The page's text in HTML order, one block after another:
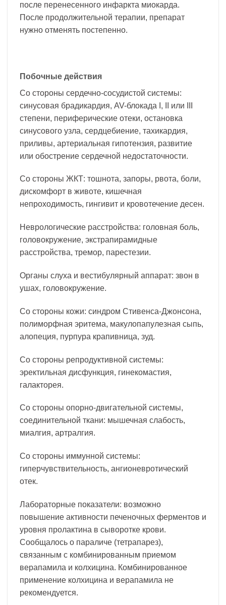
после перенесенного инфаркта миокарда.
После продолжительной терапии, препарат
нужно отменять постепенно.
Побочные действия
Со стороны сердечно-сосудистой системы:
синусовая брадикардия, AV-блокада I, II или III
степени, периферические отеки, остановка
синусового узла, сердцебиение, тахикардия,
приливы, артериальная гипотензия, развитие
или обострение сердечной недостаточности.
Со стороны ЖКТ: тошнота, запоры, рвота, боли,
дискомфорт в животе, кишечная
непроходимость, гингивит и кровотечение десен.
Неврологические расстройства: головная боль,
головокружение, экстрапирамидные
расстройства, тремор, парестезии.
Органы слуха и вестибулярный аппарат: звон в
ушах, головокружение.
Со стороны кожи: синдром Стивенса-Джонсона,
полиморфная эритема, макулопапулезная сыпь,
алопеция, пурпура крапивница, зуд.
Со стороны репродуктивной системы:
эректильная дисфункция, гинекомастия,
галакторея.
Со стороны опорно-двигательной системы,
соединительной ткани: мышечная слабость,
миалгия, артралгия.
Со стороны иммунной системы:
гиперчувствительность, ангионевротический
отек.
Лабораторные показатели: возможно
повышение активности печеночных ферментов и
уровня пролактина в сыворотке крови.
Сообщалось о параличе (тетрапарез),
связанным с комбинированным приемом
верапамила и колхицина. Комбинированное
применение колхицина и верапамила не
рекомендуется.